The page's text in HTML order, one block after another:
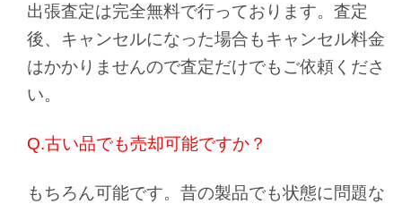
出張査定は完全無料で行っております。査定
後、キャンセルになった場合もキャンセル料金
はかかりませんので査定だけでもご依頼くださ
い。
Q.古い品でも売却可能ですか？
もちろん可能です。昔の製品でも状態に問題な